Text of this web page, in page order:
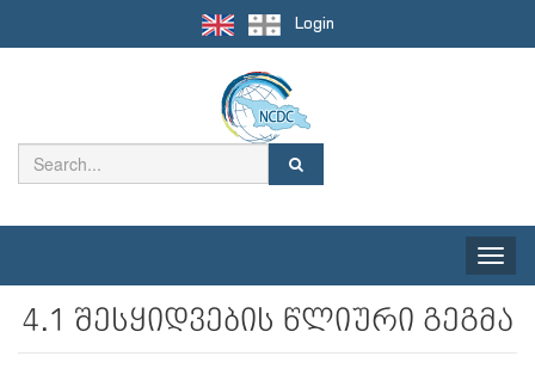
Login
Toggle
4.1 შესყიდვების წლიური გეგმა